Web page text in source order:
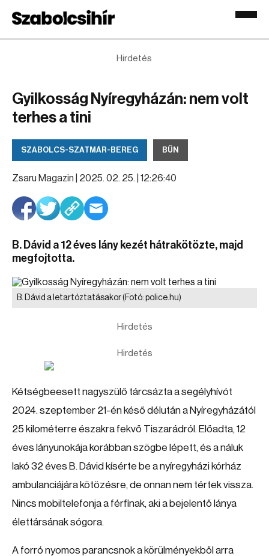
Hirdetés
Gyilkosság Nyíregyházán: nem volt
terhes a tini
SZABOLCS-SZATMÁR-BEREG BŰN
Zsaru Magazin | 2025. 02. 25. | 12:26:40
B. Dávid a 12 éves lány kezét hátrakötözte, majd
megfojtotta.
B. Dávid a letartóztatásakor(Fotó: police.hu)
Hirdetés
Hirdetés
Kétségbeesett nagyszülő tárcsázta a segélyhívót
2024. szeptember 21-én késő délután a Nyíregyházától
25 kilométerre északra fekvő Tiszarádról. Előadta, 12
éves lányunokája korábban szögbe lépett, és a náluk
lakó 32 éves B. Dávid kísérte be a nyíregyházi kórház
ambulanciájára kötözésre, de onnan nem tértek vissza.
Nincs mobiltelefonja a férfinak, aki a bejelentő lánya
élettársának sógora.
A forró nyomos parancsnok a körülményekből arra